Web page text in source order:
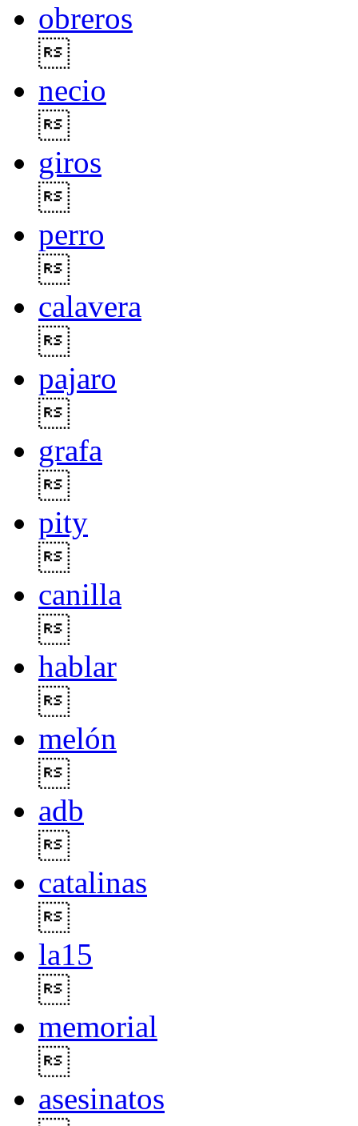
obreros
necio
giros
perro
calavera
pajaro
grafa
pity
canilla
hablar
melón
adb
catalinas
la15
memorial
asesinatos